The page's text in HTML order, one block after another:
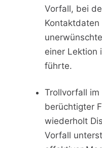
Vorfall, bei
einer Lektion
führte.
Trollvorfall im
berüchtigter
wiederholt
Vorfall